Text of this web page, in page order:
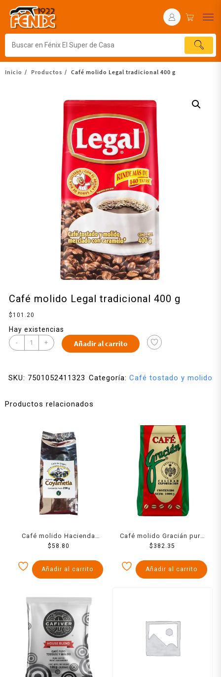
Inicio Productos Café molido Legal tradicional 400 g
Café molido Legal tradicional 400 g
$ 101.20
Hay existencias
- + Añadir al carrito
SKU: 7501052411323 Categoría: Café tostado y molido
Productos relacionados
Café molido Hacienda
Coyametla puro y de
$58.80
Añadir al carrito
Café molido Gracián puro
1 kg
$ 382.35
Añadir al carrito